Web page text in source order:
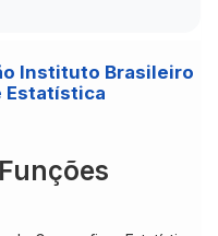
Instituto Brasileiro
Estatística